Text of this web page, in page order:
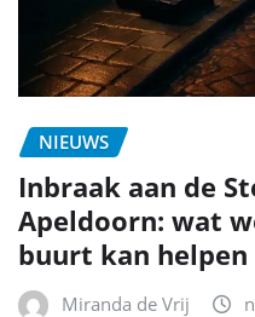
NIEUWS
Inbraak aan de
Apeldoorn: wat
buurt kan helpen
Miranda de Vrij